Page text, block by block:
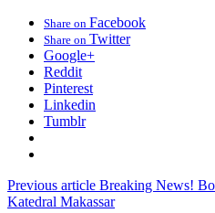
Share on Facebook
Share on Twitter
Google+
Reddit
Pinterest
Linkedin
Tumblr
Previous article Breaking News!
Katedral Makassar